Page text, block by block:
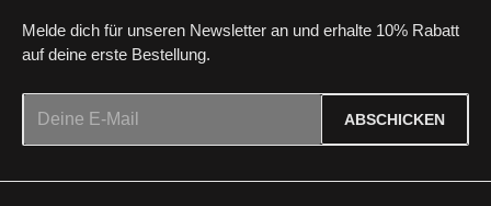
Melde dich für unseren Newsletter an und erhalte 10% Rabatt
auf deine erste Bestellung.
ABSCHICKEN
Die mit einem Stern (*) markierten Felder sind Pflichtfelder.